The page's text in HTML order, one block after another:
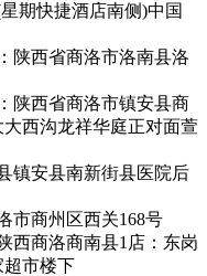
期快捷酒店南侧)中国
陕西省商洛市洛南县洛
陕西省商洛市镇安县商
西沟龙祥华庭正对面萱
镇安县南新街县医院后
市商州区西关168号
西商洛商南县1店：东岗
超市楼下